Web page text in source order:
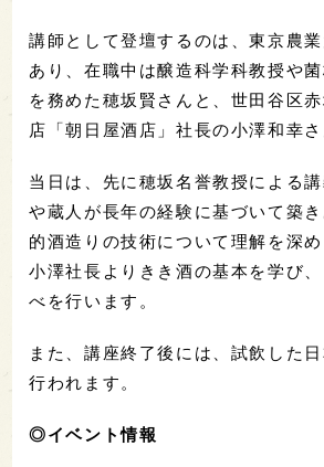
講師として登壇するのは、東京農
あり、在職中は醸造科学科教授や
を務めた穂坂賢さんと、世田谷区
店「朝日屋酒店」社長の小澤和幸さ
当日は、先に穂坂名誉教授による
や蔵人が長年の経験に基づいて築
的酒造りの技術について理解を深め
小澤社長よりきき酒の基本を学び
べを行います。
また、講座終了後には、試飲した
行われます。
◎イベント情報